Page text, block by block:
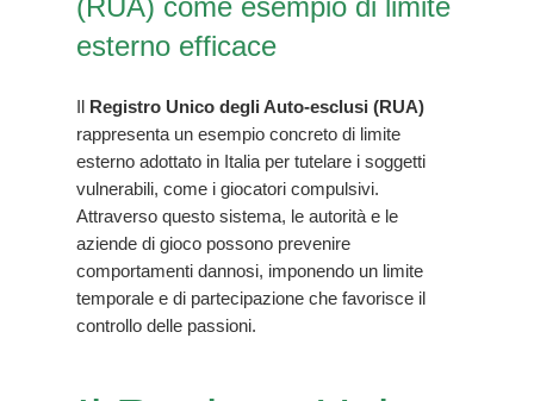
esterno efficace
Registro Unico degli Auto-esclusi (RUA)
rappresenta un esempio concreto di limite
esterno adottato in Italia per tutelare i soggetti
vulnerabili, come i giocatori compulsivi.
Attraverso questo sistema, le autorità e le
aziende di gioco possono prevenire
comportamenti dannosi, imponendo un limite
temporale e di partecipazione che favorisce il
controllo delle passioni.